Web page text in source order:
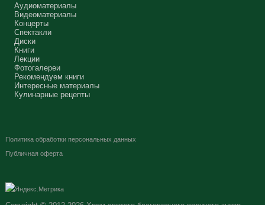
Аудиоматериалы
Видеоматериалы
Концерты
Спектакли
Диски
Книги
Лекции
Фотогалереи
Рекомендуем книги
Интересные материалы
Кулинарные рецепты
Политика обработки персональных данных
Публичная оферта